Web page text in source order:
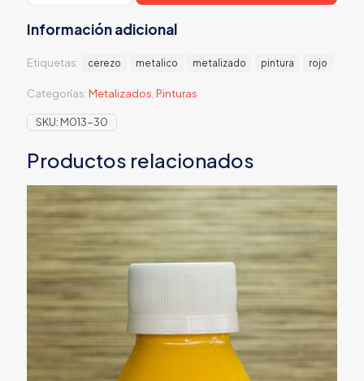
Información adicional
Etiquetas: cerezo metalico metalizado pintura rojo
Categorías: Metalizados Pinturas
SKU: M013-30
Productos relacionados